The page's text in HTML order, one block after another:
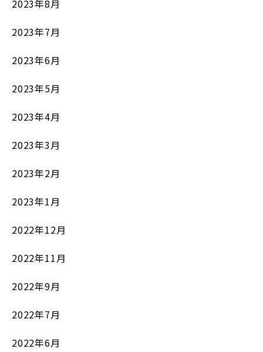
2023年8月
2023年7月
2023年6月
2023年5月
2023年4月
2023年3月
2023年2月
2023年1月
2022年12月
2022年11月
2022年9月
2022年7月
2022年6月